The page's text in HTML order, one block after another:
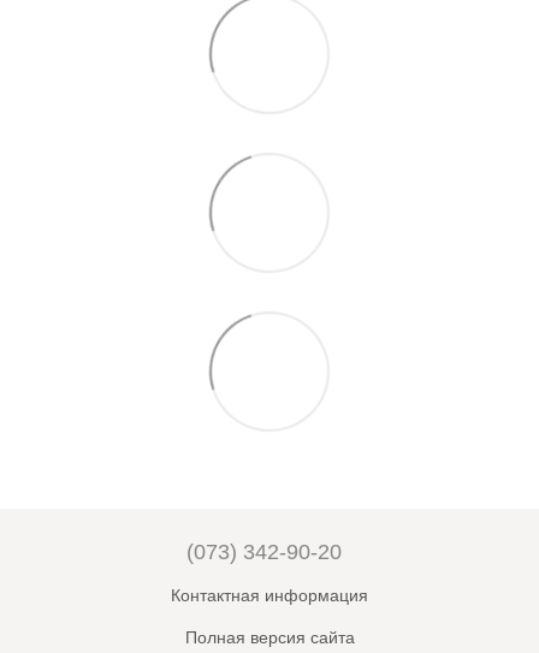
(073) 342-90-20
Контактная информация
Полная версия сайта